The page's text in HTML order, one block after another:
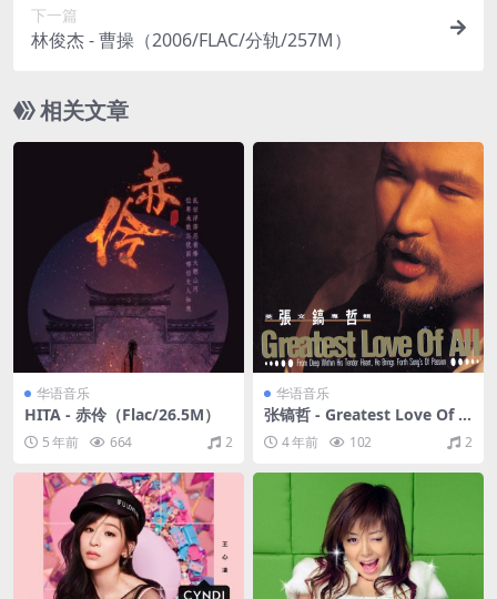
下一篇
林俊杰 - 曹操（2006/FLAC/分轨/257M）
相关文章
华语音乐
HITA - 赤伶（Flac/26.5M）
5 年前 664 2
华语音乐
张镐哲 - Greatest Love Of A
ll（1991/FLAC/分轨/224M）
4 年前 102 2